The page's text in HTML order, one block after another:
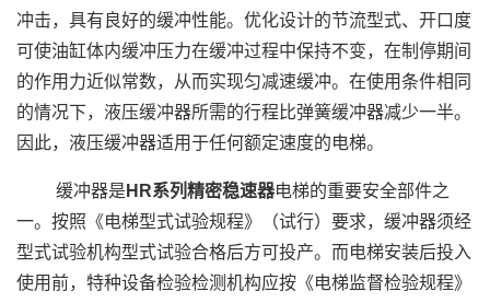
冲击，具有良好的缓冲性能。优化设计的节流型式、开口度
可使油缸体内缓冲压力在缓冲过程中保持不变，在制停期间
的作用力近似常数，从而实现匀减速缓冲。在使用条件相同
的情况下，液压缓冲器所需的行程比弹簧缓冲器减少一半。
因此，液压缓冲器适用于任何额定速度的电梯。
缓冲器是 HR系列精密稳速器电梯的重要安全部件之
一。按照《电梯型式试验规程》（试行）要求，缓冲器须经
型式试验机构型式试验合格后方可投产。而电梯安装后投入
使用前，特种设备检验检测机构应按《电梯监督检验规程》